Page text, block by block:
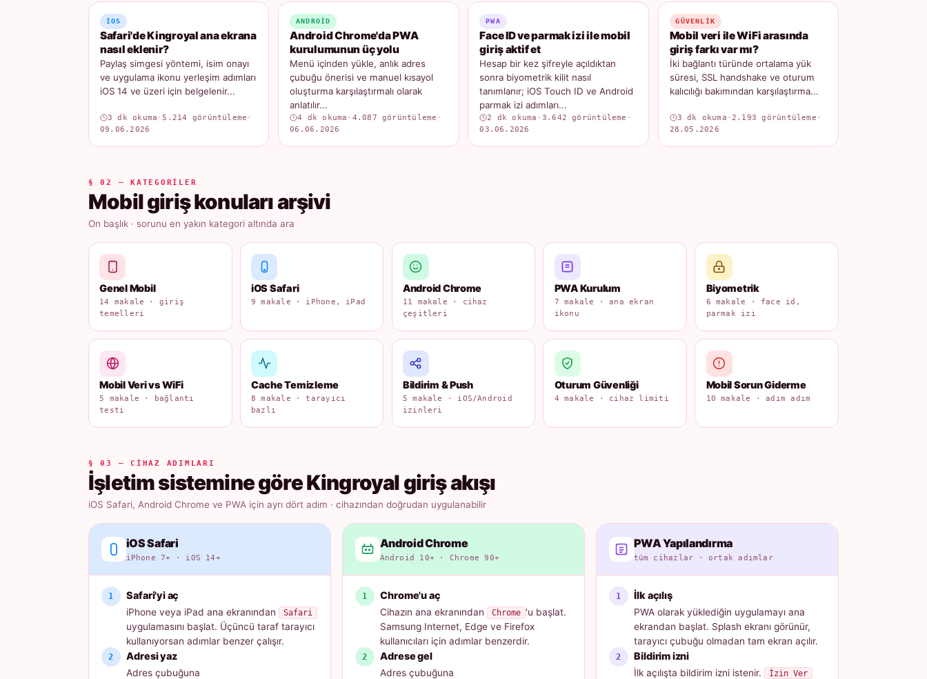
IOS
Safari'de Kingroyal ana ekrana
nasıl eklenir?
Paylaş simgesi yöntemi, isim onayı
ve uygulama ikonu yerleşim adımları
iOS 14 ve üzeri için belgelenir...
3 dk okuma ·5.214 görüntüleme ·
09.06.2026
ANDROID
Android Chrome'da PWA
kurulumunun üç yolu
Menü içinden yükle, anlık adres
çubuğu önerisi ve manuel kısayol
oluşturma karşılaştırmalı olarak
anlatılır...
4 dk okuma · 4.087 görüntüleme ·
06.06.2026
PWA
Face ID ve parmak izi ile mobil
giriş aktif et
Hesap bir kez şifreyle açıldıktan
sonra biyometrik kilit nasıl
tanımlanır; iOS Touch ID ve Android
parmak izi adımları...
2 dk okuma · 3.642 görüntüleme ·
03.06.2026
GÜVENLIK
Mobil veri ile WiFi arasında
giriş farkı var mı?
İki bağlantı türünde ortalama yük
süresi, SSL handshake ve oturum
kalıcılığı bakımından karşılaştırma...
3 dk okuma ·2.193 görüntüleme ·
28.05.2026
§ 02 — KATEGORILER
Mobil giriş konuları arşivi
On başlık · sorunu en yakın kategori altında ara
Genel Mobil
14 makale · giriş
temelleri
iOS Safari
9 makale · iPhone, iPad
Android Chrome
11 makale · cihaz
çeşitleri
PWA Kurulum
7 makale · ana ekran
ikonu
Biyometrik
6 makale · face id,
parmak izi
Mobil Veri vs WiFi
5 makale · bağlantı
testi
Cache Temizleme
8 makale · tarayıcı
bazlı
Bildirim & Push
5 makale · iOS/Android
izinleri
Oturum Güvenliği
4 makale · cihaz limiti
Mobil Sorun Giderme
10 makale · adım adım
§ 03 — CIHAZ ADIMLARI
İşletim sistemine göre Kingroyal giriş akışı
iOS Safari, Android Chrome ve PWA için ayrı dört adım · cihazından doğrudan uygulanabilir
iOS Safari
iPhone 7+ · iOS 14+
Safari'yi aç
iPhone veya iPad ana ekranından Safari
uygulamasını başlat. Üçüncü taraf tarayıcı
kullanıyorsan adımlar benzer çalışır.
Adresi yaz
Adres çubuğuna
Android Chrome
Android 10+ · Chrome 90+
Chrome'u aç
Cihazın ana ekranından Chrome 'u başlat.
Samsung Internet, Edge ve Firefox
kullanıcıları için adımlar benzerdir.
Adrese gel
Adres çubuğuna
PWA Yapılandırma
tüm cihazlar · ortak adımlar
İlk açılış
PWA olarak yüklediğin uygulamayı ana
ekrandan başlat. Splash ekranı görünür,
tarayıcı çubuğu olmadan tam ekran açılır.
Bildirim izni
İlk açılışta bildirim izni istenir. İzin Ver